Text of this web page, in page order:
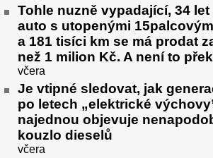
Tohle nuzně vypadající, 34 let
auto s utopenými
a 181 tisíci km se má prodat
než 1 milion Kč. A není to
včera
Je vtipné sledovat, jak
po letech „elektrické
najednou objevuje
kouzlo dieselů
včera